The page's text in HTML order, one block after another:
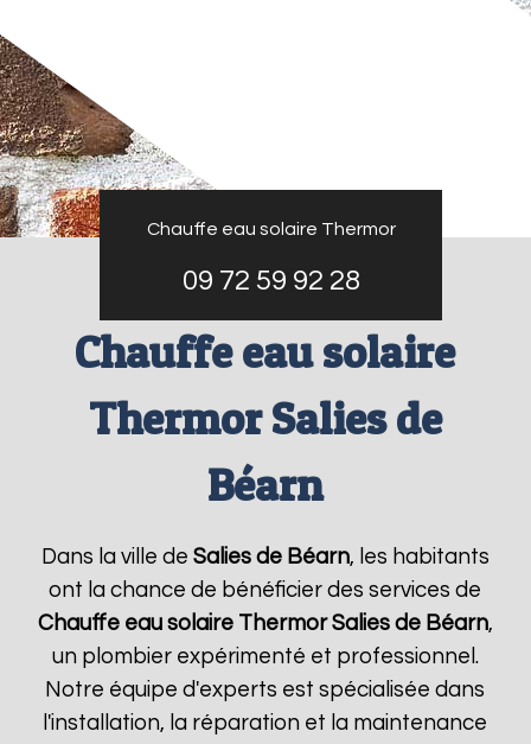
Chauffe eau solaire Thermor
09 72 59 92 28
Chauffe eau solaire
Thermor Salies de
Béarn
Dans la ville de Salies de Béarn, les habitants
ont la chance de bénéficier des services de
Chauffe eau solaire Thermor Salies de Béarn,
un plombier expérimenté et professionnel.
Notre équipe d'experts est spécialisée dans
l'installation, la réparation et la maintenance